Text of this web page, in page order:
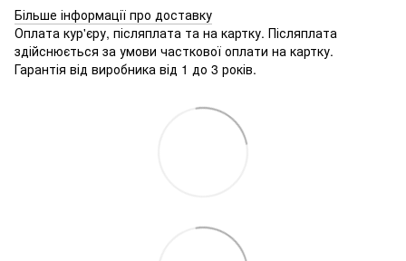
Більше інформації про доставку
Оплата кур'єру, післяплата та на картку. Післяплата
здійснюється за умови часткової оплати на картку.
Гарантія від виробника від 1 до 3 років.